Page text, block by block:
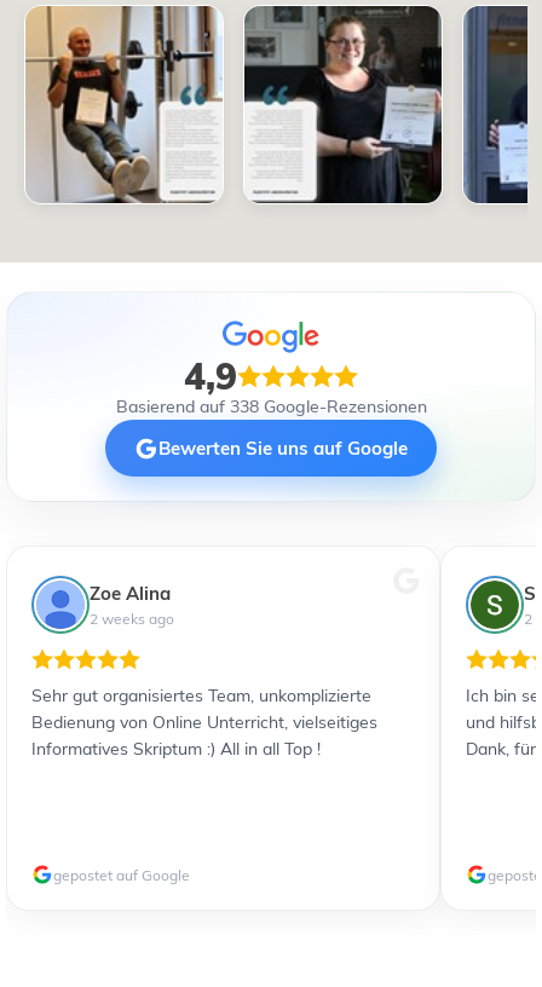
4,9
Basierend auf 338 Google-Rezensionen
Bewerten Sie uns auf Google
Zoe Alina
2 weeks ago
Sehr gut organisiertes Team, unkomplizierte
Bedienung von Online Unterricht, vielseitiges
Informatives Skriptum :) All in all Top !
gepostet auf Google
2
Ich bin
und
Dank, für